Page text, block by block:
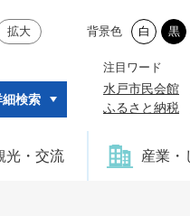
拡大 背景色 白 黒
細検索
注目ワード
水戸市民会館
ふるさと納税
光・交流 産業・